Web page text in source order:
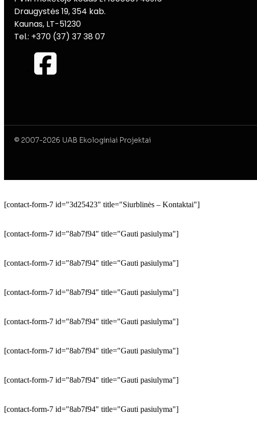
Draugystės 19, 354 kab.
Kaunas, LT-51230
Tel.: +370 (37) 37 38 07
© 2007-2026 UAB Ekologiniai Projektai
[contact-form-7 id="3d25423" title="Siurblinės – Kontaktai"]
[contact-form-7 id="8ab7f94" title="Gauti pasiulyma"]
[contact-form-7 id="8ab7f94" title="Gauti pasiulyma"]
[contact-form-7 id="8ab7f94" title="Gauti pasiulyma"]
[contact-form-7 id="8ab7f94" title="Gauti pasiulyma"]
[contact-form-7 id="8ab7f94" title="Gauti pasiulyma"]
[contact-form-7 id="8ab7f94" title="Gauti pasiulyma"]
[contact-form-7 id="8ab7f94" title="Gauti pasiulyma"]